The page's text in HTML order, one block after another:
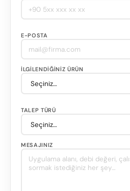
E-POSTA
İLGILENDIĞINIZ ÜRÜN
TALEP TÜRÜ
MESAJINIZ